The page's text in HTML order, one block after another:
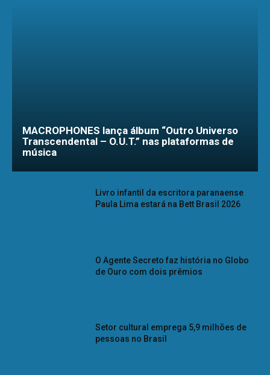
MACROPHONES lança álbum “Outro Universo
Transcendental – O.U.T.” nas plataformas de
música
Livro infantil da escritora paranaense
Paula Lima estará na Bett Brasil 2026
O Agente Secreto faz história no Globo
de Ouro com dois prêmios
Setor cultural emprega 5,9 milhões de
pessoas no Brasil